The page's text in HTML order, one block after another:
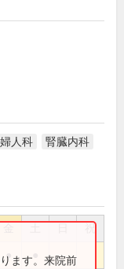
婦人科
腎臓内科
祝
●ます。来院前